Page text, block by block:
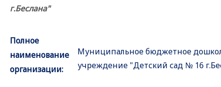
г.Беслана"
Полное
наименование
организации:
Муниципальное бюджетное
учреждение "Детский сад № 16